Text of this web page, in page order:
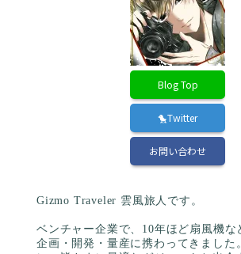
Blog Top
🐤Twitter
お問い合わせ
Gizmo Traveler 雲風旅人です。
ベンチャー企業で、10年ほど扇風機な
企画・開発・量産に携わってきました